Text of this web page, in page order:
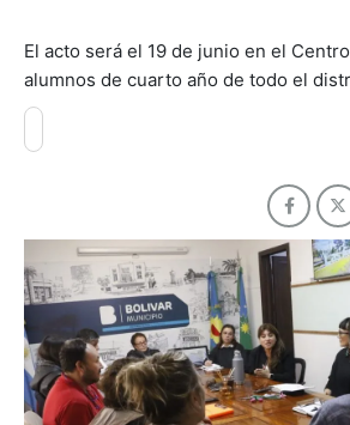
El acto será el 19 de junio en el
alumnos de cuarto año de todo el